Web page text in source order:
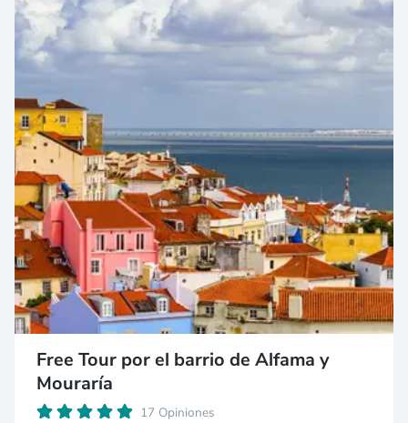
Free Tour por el barrio de Alfama y
Mouraría
17 Opiniones